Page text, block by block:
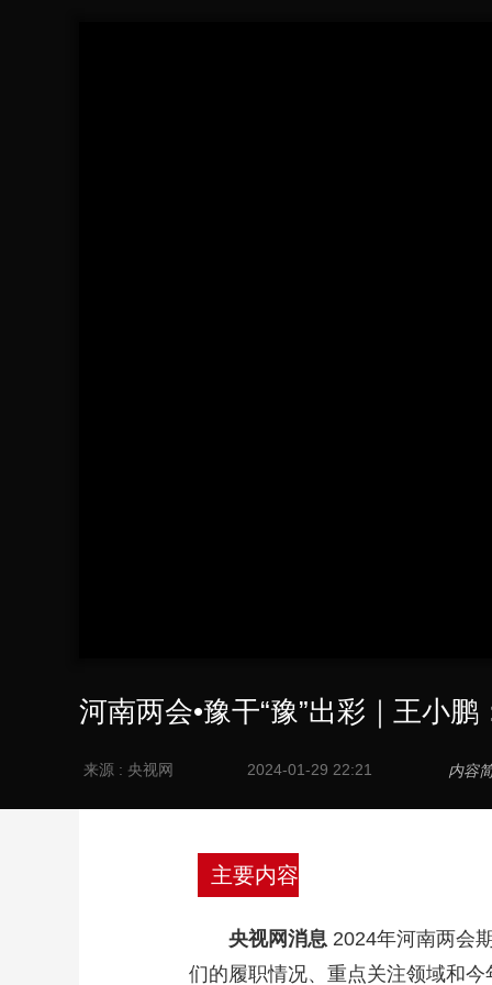
河南两会•豫干“豫”出彩｜王小
来源 : 央视网 2024-01-29 22:21 内容
主要内容
央视网消息 2024年河南两会
们的履职情况、重点关注领域和